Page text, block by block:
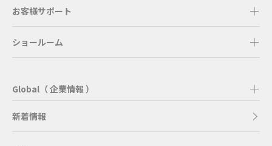
お客様サポート
ショールーム
Global（ 企業情報 ）
新着情報